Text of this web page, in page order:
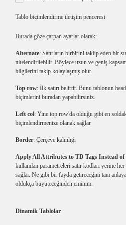
Tablo biçimlendirme iletişim penceresi
Burada göze çarpan ayarlar olarak:
Alternate: Satırların birbirini taklip eden bir
nitelendirilebilir. Böylece uzun ve geniş
bilgilerini takip kolaylaşmış olur.
Top row: İlk satırı belirtir. Bunu tablonun
biçimlerini buradan yapabilirsiniz.
Left col: Yine top row'da olduğu gibi en
biçimlendirmenize olanak sağlar.
Border: Çerçeve kalınlığı
Apply All Attributes to TD Tags Instead of
kullanılan parametreleri satır kodları yerine
sağlar. Ne gibi bir fayda getireceğini tam
oldukça büyüteceğinden eminim.
Dinamik Tablolar